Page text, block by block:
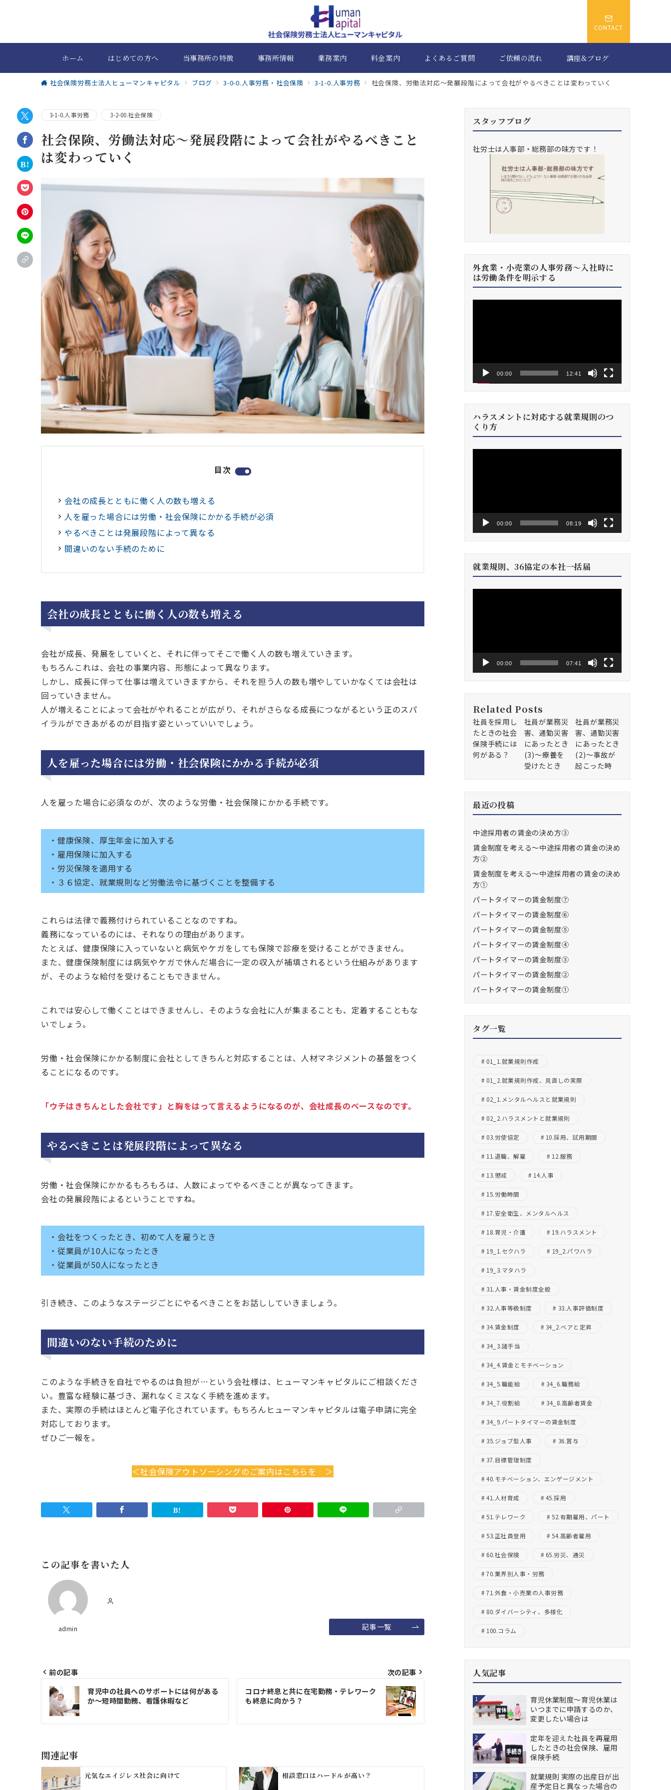
CONTACT
ホーム はじめての方へ 当事務所の特徴 事務所情報 業務案内 料金案内 よくあるご質問 ご依頼の流れ 講座&ブログ
社会保険労務士法人ヒューマンキャピタル ブログ 3-0-0.人事労務・社会保険 3-1-0.人事労務 社会保険、労働法対応～発展段階によって会社がやるべきことは変わっていく
3-1-0.人事労務 3-2-00.社会保険
社会保険、労働法対応～発展段階によって会社がやるべきこと
は変わっていく
目次
会社の成長とともに働く人の数も増える
人を雇った場合には労働・社会保険にかかる手続が必須
やるべきことは発展段階によって異なる
間違いのない手続のために
会社の成長とともに働く人の数も増える
会社が成長、発展をしていくと、それに伴ってそこで働く人の数も増えていきます。
もちろんこれは、会社の事業内容、形態によって異なります。
しかし、成長に伴って仕事は増えていきますから、それを担う人の数も増やしていかなくては会社は
回っていきません。
人が増えることによって会社がやれることが広がり、それがさらなる成長につながるという正のスパ
イラルができあがるのが目指す姿といっていいでしょう。
人を雇った場合には労働・社会保険にかかる手続が必須
人を雇った場合に必須なのが、次のような労働・社会保険にかかる手続です。
・健康保険、厚生年金に加入する
・雇用保険に加入する
・労災保険を適用する
・３６協定、就業規則など労働法令に基づくことを整備する
これらは法律で義務付けられていることなのですね。
義務になっているのには、それなりの理由があります。
たとえば、健康保険に入っていないと病気やケガをしても保険で診療を受けることができません。
また、健康保険制度には病気やケガで休んだ場合に一定の収入が補填されるという仕組みがあります
が、そのような給付を受けることもできません。
これでは安心して働くことはできませんし、そのような会社に人が集まることも、定着することもな
いでしょう。
労働・社会保険にかかる制度に会社としてきちんと対応することは、人材マネジメントの基盤をつく
ることになるのです。
「ウチはきちんとした会社です」と胸をはって言えるようになるのが、会社成長のベースなのです。
やるべきことは発展段階によって異なる
労働・社会保険にかかるもろもろは、人数によってやるべきことが異なってきます。
会社の発展段階によるということですね。
・会社をつくったとき、初めて人を雇うとき
・従業員が10人になったとき
・従業員が50人になったとき
引き続き、このようなステージごとにやるべきことをお話ししていきましょう。
間違いのない手続のために
このような手続きを自社でやるのは負担が…という会社様は、ヒューマンキャピタルにご相談くださ
い。豊富な経験に基づき、漏れなくミスなく手続を進めます。
また、実際の手続はほとんど電子化されています。もちろんヒューマンキャピタルは電子申請に完全
対応しております。
ぜひご一報を。
＜社会保険アウトソーシングのご案内はこちらを ＞
この記事を書いた人
admin 記事一覧
投
稿
ナ
ゲ
ー
前の記事
育児中の社員へのサポートには何がある
か～短時間勤務、看護休暇など
次の記事
コロナ終息と共に在宅勤務・テレワーク
も終息に向かう？
関連記事
元気なエイジレス社会に向けて 相談窓口はハードルが高い？
スタッフブログ
社労士は人事部・総務部の味方です！
外食業・小売業の人事労務～入社時に
は労働条件を明示する
00:00 12:41
ハラスメントに対応する就業規則のつ
くり方
00:00 08:19
就業規則、36協定の本社一括届
00:00 07:41
Related Posts
社員を採用し
たときの社会
保険手続には
何がある？
社員が業務災
害、通勤災害
にあったとき
(3)～療養を
受けたとき
社員が業務災
害、通勤災害
にあったとき
(2)～事故が
起こった時
最近の投稿
中途採用者の賃金の決め方③
賃金制度を考える～中途採用者の賃金の決め
方②
賃金制度を考える～中途採用者の賃金の決め
方①
パートタイマーの賃金制度⑦
パートタイマーの賃金制度⑥
パートタイマーの賃金制度⑤
パートタイマーの賃金制度④
パートタイマーの賃金制度③
パートタイマーの賃金制度②
パートタイマーの賃金制度①
タグ一覧
01_1.就業規則作成
01_2.就業規則作成、見直しの実際
02_1.メンタルヘルスと就業規則
02_2.ハラスメントと就業規則
03.労使協定 10.採用、試用期間
11.退職、解雇 12.服務
13.懲戒 14.人事
15.労働時間
17.安全衛生、メンタルヘルス
18.育児・介護 19.ハラスメント
19_1.セクハラ 19_2.パワハラ
19_3.マタハラ
31.人事・賃金制度全般
32.人事等級制度 33.人事評価制度
34.賃金制度 34_2.ベアと定昇
34_3.諸手当
34_4.賃金とモチベーション
34_5.職能給 34_6.職務給
34_7.役割給 34_8.高齢者賃金
34_9.パートタイマーの賃金制度
35.ジョブ型人事 36.賞与
37.目標管理制度
40.モチベーション、エンゲージメント
41.人材育成 45.採用
51.テレワーク 52.有期雇用、パート
53.正社員登用 54.高齢者雇用
60.社会保険 65.労災、通災
70.業界別人事・労務
71.外食・小売業の人事労務
80.ダイバーシティ、多様化
100.コラム
人気記事
1
育児休業制度～育児休業は
いつまでに申請するのか、
変更したい場合は
2
定年を迎えた社員を再雇用
したときの社会保険、雇用
保険手続
3
就業規則 実際の出産日が出
産予定日と異なった場合の